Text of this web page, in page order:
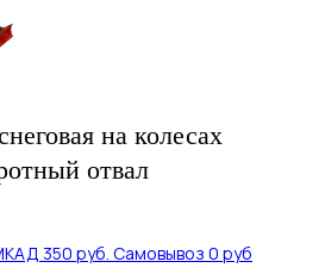
на колесах
отвал
350 руб. Самовывоз 0 руб